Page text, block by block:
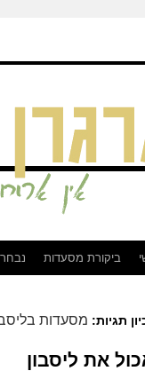
ביקורת מסעדות
תגיות: מסעדות
את ליסבון